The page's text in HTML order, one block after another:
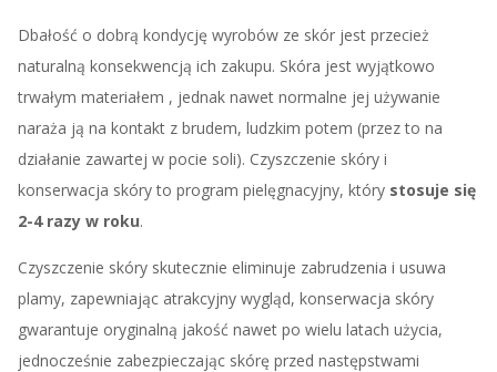
Dbałość o dobrą kondycję wyrobów ze skór jest przecież
naturalną konsekwencją ich zakupu. Skóra jest wyjątkowo
trwałym materiałem , jednak nawet normalne jej używanie
naraża ją na kontakt z brudem, ludzkim potem (przez to na
działanie zawartej w pocie soli). Czyszczenie skóry i
konserwacja skóry to program pielęgnacyjny, który stosuje się
2-4 razy w roku.
Czyszczenie skóry skutecznie eliminuje zabrudzenia i usuwa
plamy, zapewniając atrakcyjny wygląd, konserwacja skóry
gwarantuje oryginalną jakość nawet po wielu latach użycia,
jednocześnie zabezpieczając skórę przed następstwami